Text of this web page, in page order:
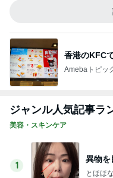
香港のKFC
Amebaトピッ
ジャンル人気記事ラ
美容・スキンケア
1
異物を
とほほ